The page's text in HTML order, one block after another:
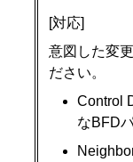
[対応]
意図した変
ださい。
Control
なBFD